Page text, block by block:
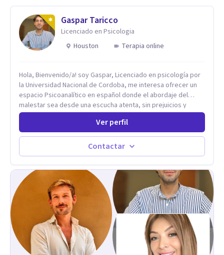
Psicología Analítica Junguiana. Mi abordaje también incorpora
perspectivas interculturales, ecopsicología y el trabajo
simbólico con el inconsciente, entendiendo que cada
proceso terapéutico es único y requiere una mirada
Gaspar Taricco
Licenciado en Psicologia
Houston
Terapia online
Hola, Bienvenido/a! soy Gaspar, Licenciado en psicología por
la Universidad Nacional de Cordoba, me interesa ofrecer un
espacio Psicoanalítico en español donde el abordaje del
malestar sea desde una escucha atenta, sin prejuicios y
rescatando lo singular de cada caso, sin caer en etiquetas.
Considero que todas las personas en algún momento pueden
sufrir y cada una por cuestiones particulares, es en mi
espacio donde se le dará un lugar a esas cuestiones
singulares de cada uno, para luego generar cambios. Soy una
seminarios, una especialización en psicoanálisis y también
investigo. Siempre en la búsqueda de ser un mejor
profesional.
Ver perfil
Contactar